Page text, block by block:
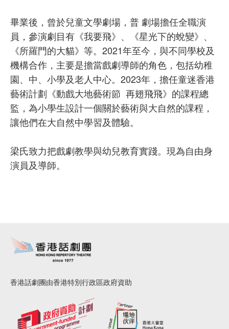
畢業後，曾於兒童文學劇場，普 劇場擔任全職演
員，參演劇目有《我要飛》、《星光下的蛻變》、
《所羅門的大貓》等。2021年至今，與不同學校及
機構合作，主要是擔當戲劇導師的角色，包括幼稚
園、中、小學及老人中心。2023年，擔任童迷香港
藝術計劃《動戲大地藝術節 再翅飛飛》的課程總
監，為小學生設計一個關於藝術與大自然的課程，
讓他們在大自然中學習及體驗。
梁氏致力把戲劇教學與幼兒教育實踐。現為自由身
演員及導師。
香港話劇團由香港特別行政區政府資助